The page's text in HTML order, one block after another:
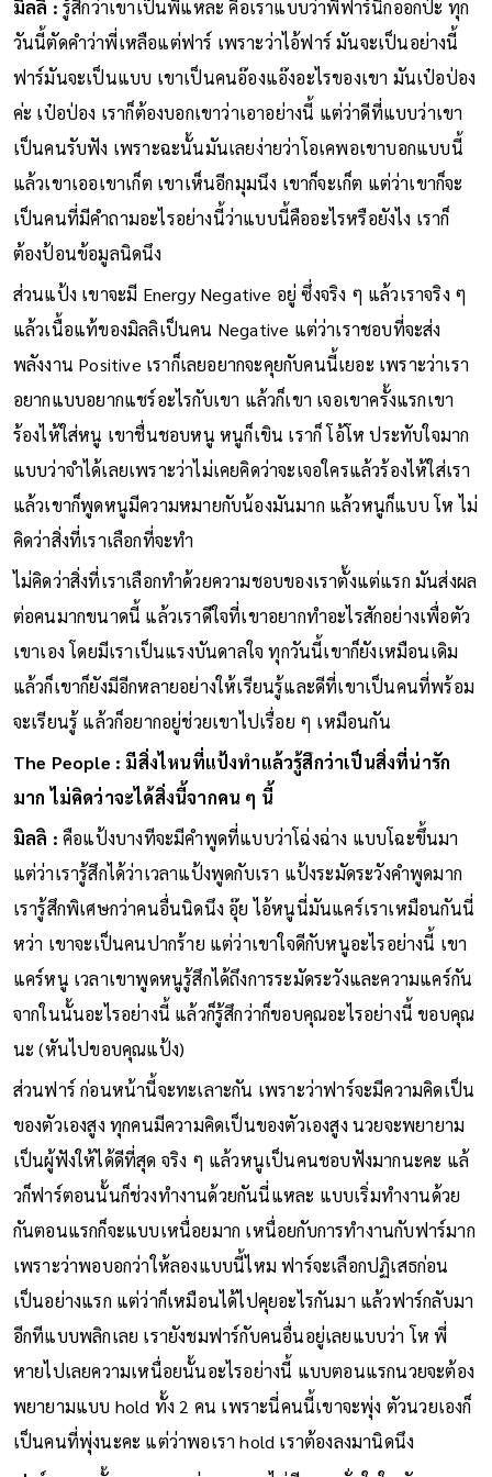
มิลลิ : รู้สึกว่าเขาเป็นพี่แหละ คือเราแบบว่าพี่ฟาร์นึกออกป่ะ ทุก
วันนี้ตัดคำว่าพี่เหลือแต่ฟาร์ เพราะว่าไอ้ฟาร์ มันจะเป็นอย่างนี้
ฟาร์มันจะเป็นแบบ เขาเป็นคนอ๊องแอ๊งอะไรของเขา มันเป๋อป่อง
ค่ะ เป๋อป่อง เราก็ต้องบอกเขาว่าเอาอย่างนี้ แต่ว่าดีที่แบบว่าเขา
เป็นคนรับฟัง เพราะฉะนั้นมันเลยง่ายว่าโอเคพอเขาบอกแบบนี้
แล้วเขาเออเขาเก็ต เขาเห็นอีกมุมนึง เขาก็จะเก็ต แต่ว่าเขาก็จะ
เป็นคนที่มีคำถามอะไรอย่างนี้ว่าแบบนี้คืออะไรหรือยังไง เราก็
ต้องป้อนข้อมูลนิดนึง
ส่วนแป้ง เขาจะมี Energy Negative อยู่ ซึ่งจริง ๆ แล้วเราจริง ๆ
แล้วเนื้อแท้ของมิลลิเป็นคน Negative แต่ว่าเราชอบที่จะส่ง
พลังงาน Positive เราก็เลยอยากจะคุยกับคนนี้เยอะ เพราะว่าเรา
อยากแบบอยากแชร์อะไรกับเขา แล้วก็เขา เจอเขาครั้งแรกเขา
ร้องไห้ใส่หนู เขาชื่นชอบหนู หนูก็เขิน เราก็ โอ้โห ประทับใจมาก
แบบว่าจำได้เลยเพราะว่าไม่เคยคิดว่าจะเจอใครแล้วร้องไห้ใส่เรา
แล้วเขาก็พูดหนูมีความหมายกับน้องมันมาก แล้วหนูก็แบบ โห ไม่
คิดว่าสิ่งที่เราเลือกที่จะทำ
ไม่คิดว่าสิ่งที่เราเลือกทำด้วยความชอบของเราตั้งแต่แรก มันส่งผล
ต่อคนมากขนาดนี้ แล้วเราดีใจที่เขาอยากทำอะไรสักอย่างเพื่อตัว
เขาเอง โดยมีเราเป็นแรงบันดาลใจ ทุกวันนี้เขาก็ยังเหมือนเดิม
แล้วก็เขาก็ยังมีอีกหลายอย่างให้เรียนรู้และดีที่เขาเป็นคนที่พร้อม
จะเรียนรู้ แล้วก็อยากอยู่ช่วยเขาไปเรื่อย ๆ เหมือนกัน
The People : มีสิ่งไหนที่แป้งทำแล้วรู้สึกว่าเป็นสิ่งที่น่ารัก
มาก ไม่คิดว่าจะได้สิ่งนี้จากคน ๆ นี้
มิลลิ : คือแป้งบางทีจะมีคำพูดที่แบบว่าโฉ่งฉ่าง แบบโฉะขึ้นมา
แต่ว่าเรารู้สึกได้ว่าเวลาแป้งพูดกับเรา แป้งระมัดระวังคำพูดมาก
เรารู้สึกพิเศษกว่าคนอื่นนิดนึง อุ๊ย ไอ้หนูนี่มันแคร์เราเหมือนกันนี่
หว่า เขาจะเป็นคนปากร้าย แต่ว่าเขาใจดีกับหนูอะไรอย่างนี้ เขา
แคร์หนู เวลาเขาพูดหนูรู้สึกได้ถึงการระมัดระวังและความแคร์กัน
จากในนั้นอะไรอย่างนี้ แล้วก็รู้สึกว่าก็ขอบคุณอะไรอย่างนี้ ขอบคุณ
นะ (หันไปขอบคุณแป้ง)
ส่วนฟาร์ ก่อนหน้านี้จะทะเลาะกัน เพราะว่าฟาร์จะมีความคิดเป็น
ของตัวเองสูง ทุกคนมีความคิดเป็นของตัวเองสูง นวยจะพยายาม
เป็นผู้ฟังให้ได้ดีที่สุด จริง ๆ แล้วหนูเป็นคนชอบฟังมากนะคะ แล้
วก็ฟาร์ตอนนั้นก็ช่วงทำงานด้วยกันนี่แหละ แบบเริ่มทำงานด้วย
กันตอนแรกก็จะแบบเหนื่อยมาก เหนื่อยกับการทำงานกับฟาร์มาก
เพราะว่าพอบอกว่าให้ลองแบบนี้ไหม ฟาร์จะเลือกปฏิเสธก่อน
เป็นอย่างแรก แต่ว่าก็เหมือนได้ไปคุยอะไรกันมา แล้วฟาร์กลับมา
อีกทีแบบพลิกเลย เรายังชมฟาร์กับคนอื่นอยู่เลยแบบว่า โห พี่
หายไปเลยความเหนื่อยนั้นอะไรอย่างนี้ แบบตอนแรกนวยจะต้อง
พยายามแบบ hold ทั้ง 2 คน เพราะนี่คนนี้เขาจะพุ่ง ตัวนวยเองก็
เป็นคนที่พุ่งนะคะ แต่ว่าพอเรา hold เราต้องลงมานิดนึง